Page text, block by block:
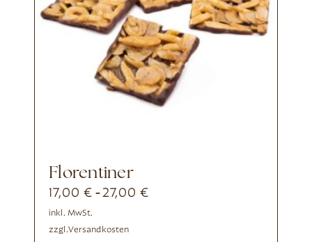
Florentiner
17,00 € -27,00€
inkl. MwSt.
zzgl.Versandkosten